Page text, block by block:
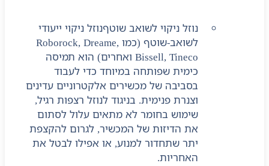
נוזל ניקוי לשואב שוטףנוזל ניקוי ייעודי
לשואב-שוטף (כמו Roborock, Dreame,
Bissell, Tineco ואחרים) הוא תמיסה
כימית שפותחה במיוחד כדי לעבוד
בסביבה של מכשירים אלקטרוניים עדינים
וצנרת פנימית. בניגוד לנוזל רצפות רגיל,
שימוש בחומר לא מתאים עלול לסתום
את הדיזות של המכשיר, לגרום להקצפת
יתר שתחדור למנוע, או אפילו לבטל את
האחריות.